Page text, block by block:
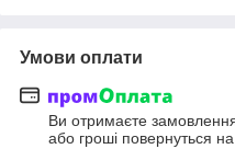
Умови оплати
Ви отримаєте
або гроші повернуться